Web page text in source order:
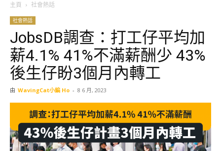
主頁 社會熱話
社會熱話
JobsDB調查：打工仔平均加
薪4.1% 41%不滿薪酬少 43%
後生仔盼3個月內轉工
由 WavingCat小編 Ho - 8 6 月, 2023